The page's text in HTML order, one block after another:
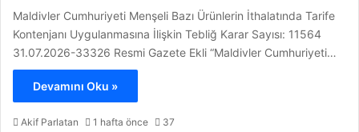
Maldivler Cumhuriyeti Menşeli Bazı Ürünlerin İthalatında Tarife
Kontenjanı Uygulanmasına İlişkin Tebliğ Karar Sayısı: 11564
31.07.2026-33326 Resmi Gazete Ekli “Maldivler Cumhuriyeti…
Devamını Oku »
Akif Parlatan 1 hafta önce 37